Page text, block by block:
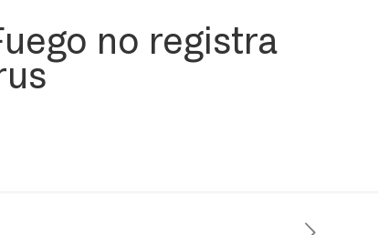
no registra